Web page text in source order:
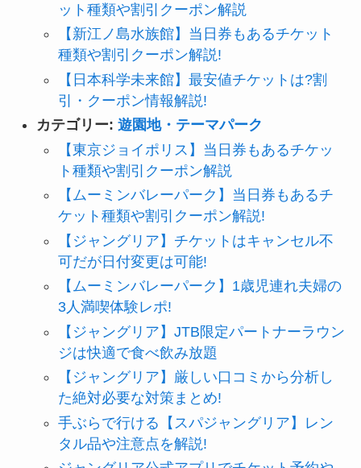
ット種類や割引クーポン解説
【新江ノ島水族館】当日券もあるチケット
種類や割引クーポン解説!
【日本科学未来館】最安値チケットは?割
引・クーポン情報解説!
カテゴリー: 遊園地・テーマパーク
【東京ジョイポリス】当日券もあるチケッ
ト種類や割引クーポン解説
【ムーミンバレーパーク】当日券もあるチ
ケット種類や割引クーポン解説!
【ジャングリア】チケットはキャンセル不
可だが日付変更は可能!
【ムーミンバレーパーク】1歳児連れ夫婦の
3人満喫体験レポ!
【ジャングリア】JTB限定パートナーラウン
ジは快適で食べ飲み放題
【ジャングリア】厳しい口コミから分析し
た絶対必要な対策まとめ!
手ぶらで行ける【スパジャングリア】レン
タル品や注意点を解説!